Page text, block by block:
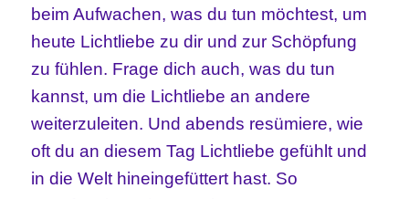
beim Aufwachen, was du tun möchtest, um
heute Lichtliebe zu dir und zur Schöpfung
zu fühlen. Frage dich auch, was du tun
kannst, um die Lichtliebe an andere
weiterzuleiten. Und abends resümiere, wie
oft du an diesem Tag Lichtliebe gefühlt und
in die Welt hineingefüttert hast. So